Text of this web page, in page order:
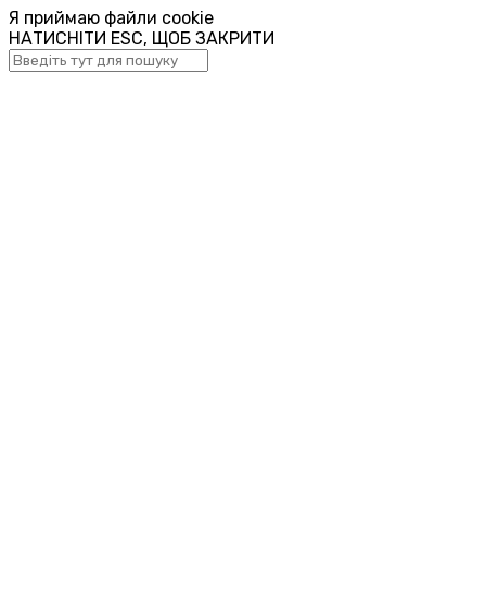
Я приймаю файли cookie
НАТИСНІТИ ESC, ЩОБ ЗАКРИТИ